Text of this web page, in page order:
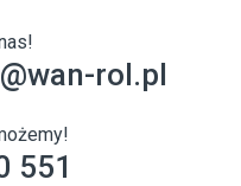
rol.pl
551